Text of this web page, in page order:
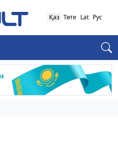
Қаз Төте Lat Рус